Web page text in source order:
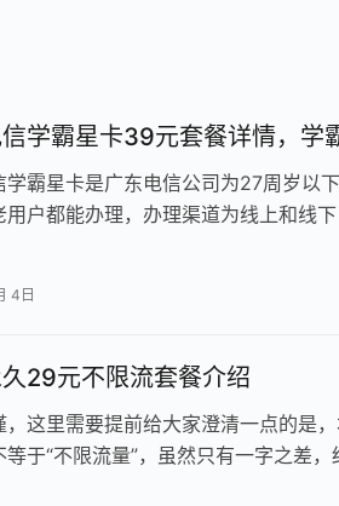
学霸星卡39元套餐详情，学
学霸星卡是广东电信公司为27周岁以
用户都能办理，办理渠道为线上和线
4日
29元不限流套餐介绍
，这里需要提前给大家澄清一点的是
等于“不限流量”，虽然只有一字之差